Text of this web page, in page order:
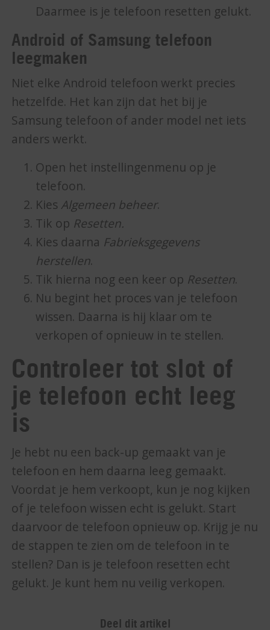
Daarmee is je telefoon resetten gelukt.
Android of Samsung telefoon
leegmaken
Niet elke Android telefoon werkt precies
hetzelfde. Het kan zijn dat het bij je
Samsung telefoon of ander model net iets
anders werkt.
Open het instellingenmenu op je
telefoon.
Kies Algemeen beheer.
Tik op Resetten.
Kies daarna Fabrieksgegevens
herstellen.
Tik hierna nog een keer op Resetten.
Nu begint het proces van je telefoon
wissen. Daarna is hij klaar om te
verkopen of opnieuw in te stellen.
Controleer tot slot of
je telefoon echt leeg
is
Je hebt nu een back-up gemaakt van je
telefoon en hem daarna leeg gemaakt.
Voordat je hem verkoopt, kun je nog kijken
of je telefoon wissen echt is gelukt. Start
daarvoor de telefoon opnieuw op. Krijg je nu
de stappen te zien om de telefoon in te
stellen? Dan is je telefoon resetten echt
gelukt. Je kunt hem nu veilig verkopen.
Deel dit artikel